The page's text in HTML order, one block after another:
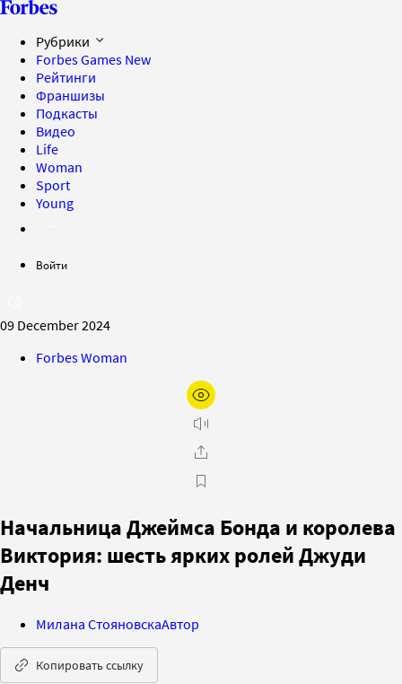
Рубрики
Forbes Games New
Рейтинги
Франшизы
Подкасты
Видео
Life
Woman
Sport
Young
Войти
09 December 2024
Forbes Woman
Начальница Джеймса Бонда и королева
Виктория: шесть ярких ролей Джуди
Денч
Милана СтояновскаАвтор
Копировать ссылку